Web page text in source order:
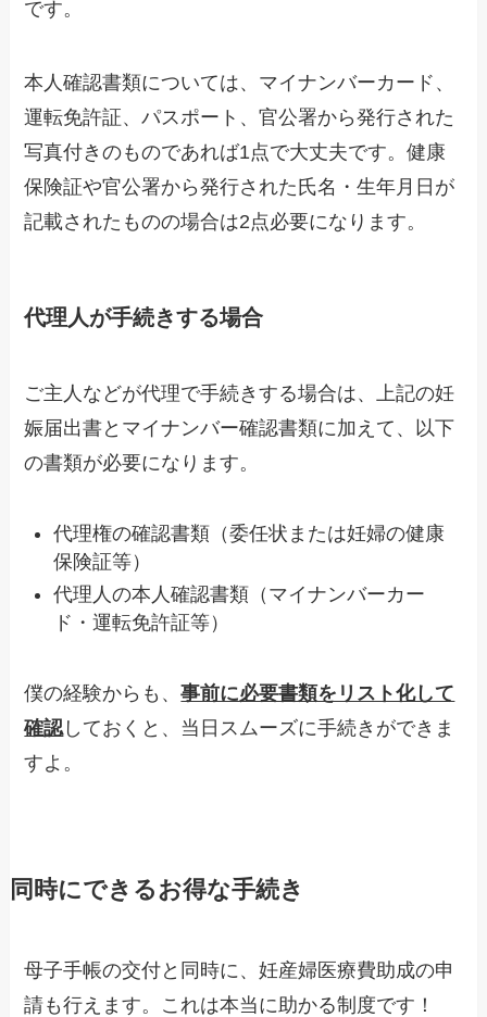
です。
本人確認書類については、マイナンバーカード、
運転免許証、パスポート、官公署から発行された
写真付きのものであれば1点で大丈夫です。健康
保険証や官公署から発行された氏名・生年月日が
記載されたものの場合は2点必要になります。
代理人が手続きする場合
ご主人などが代理で手続きする場合は、上記の妊
娠届出書とマイナンバー確認書類に加えて、以下
の書類が必要になります。
代理権の確認書類（委任状または妊婦の健康
保険証等）
代理人の本人確認書類（マイナンバーカー
ド・運転免許証等）
僕の経験からも、事前に必要書類をリスト化して
確認 しておくと、当日スムーズに手続きができま
すよ。
同時にできるお得な手続き
母子手帳の交付と同時に、妊産婦医療費助成の申
請も行えます。これは本当に助かる制度です！